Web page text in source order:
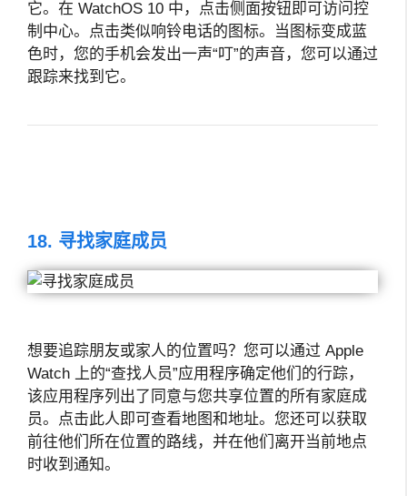
它。在 WatchOS 10 中，点击侧面按钮即可访问控
制中心。点击类似响铃电话的图标。当图标变成蓝
色时，您的手机会发出一声“叮”的声音，您可以通过
跟踪来找到它。
18. 寻找家庭成员
想要追踪朋友或家人的位置吗？您可以通过 Apple
Watch 上的“查找人员”应用程序确定他们的行踪，
该应用程序列出了同意与您共享位置的所有家庭成
员。点击此人即可查看地图和地址。您还可以获取
前往他们所在位置的路线，并在他们离开当前地点
时收到通知。